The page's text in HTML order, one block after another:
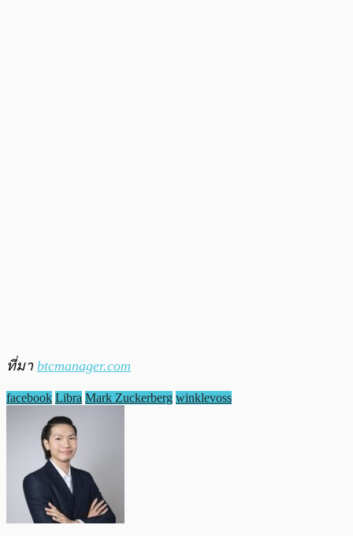
ที่มา btcmanager.com
facebook Libra Mark Zuckerberg winklevoss